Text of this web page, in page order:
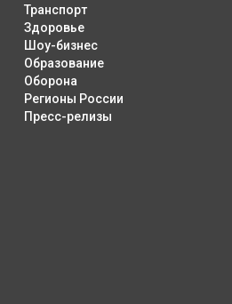
Транспорт
Здоровье
Шоу-бизнес
Образование
Оборона
Регионы России
Пресс-релизы